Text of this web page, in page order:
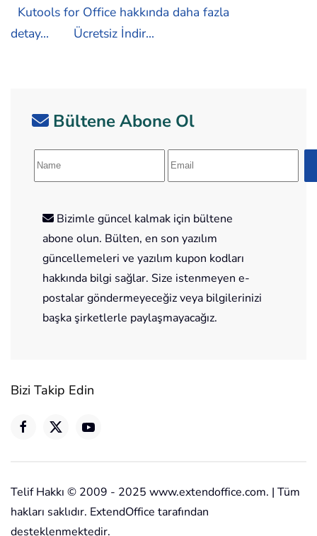
Kutools for Office hakkında daha fazla
detay...
Ücretsiz İndir...
Bültene Abone Ol
Bizimle güncel kalmak için bültene
abone olun. Bülten, en son yazılım
güncellemeleri ve yazılım kupon kodları
hakkında bilgi sağlar. Size istenmeyen e-
postalar göndermeyeceğiz veya bilgilerinizi
başka şirketlerle paylaşmayacağız.
Bizi Takip Edin
Telif Hakkı © 2009 - 2025 www.extendoffice.com. | Tüm
hakları saklıdır. ExtendOffice tarafından
desteklenmektedir.